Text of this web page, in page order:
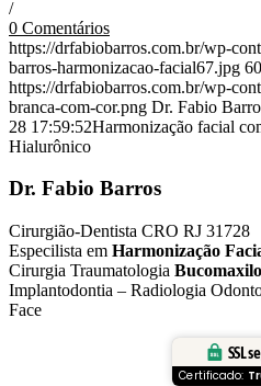
/
0 Comentários
https://drfabiobarros.com.br/wp-
barros-harmonizacao-facial67.jpg
https://drfabiobarros.com.br/wp-
branca-com-cor.png Dr. Fabio
28 17:59:52Harmonização facial
Hialurônico
Dr. Fabio Barros
Cirurgião-Dentista CRO RJ 31728
Especilista em Harmonização
Cirurgia Traumatologia
Implantodontia – Radiologia
Face
SSL
Certificado: